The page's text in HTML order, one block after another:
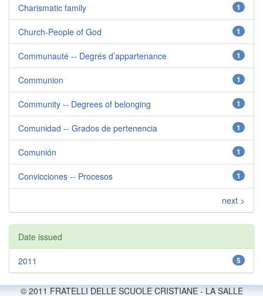
1
Charismatic family
1
Church-People of God
1
Communauté -- Degrés d’appartenance
1
Communion
1
Community -- Degrees of belonging
1
Comunidad -- Grados de pertenencia
1
Comunión
1
Convicciones -- Procesos
next >
Date issued
5
2011
© 2011 FRATELLI DELLE SCUOLE CRISTIANE - LA SALLE